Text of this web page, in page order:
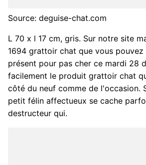
Source: deguise-chat.com
L 70 x l 17 cm, gris. Sur notre site
1694 grattoir chat que vous pouvez
présent pour pas cher ce mardi 28
facilement le produit grattoir chat
côté du neuf comme de l'occasion.
petit félin affectueux se cache
destructeur qui.